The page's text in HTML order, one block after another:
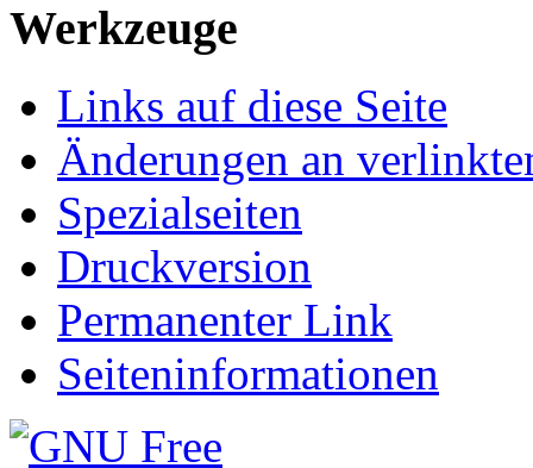
Werkzeuge
Links auf diese Seite
Änderungen an
Spezialseiten
Druckversion
Permanenter Link
Seiteninformationen